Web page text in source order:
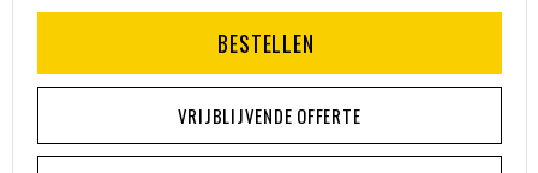
Kledingtassen
BESTELLEN
VRIJBLIJVENDE OFFERTE